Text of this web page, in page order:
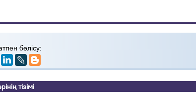
бөлісу:
тізімі